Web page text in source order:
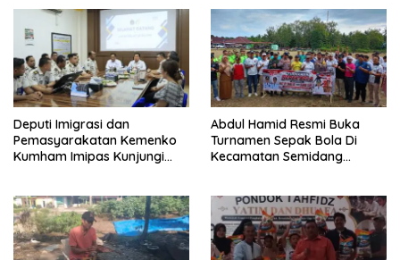
Deputi Imigrasi dan
Pemasyarakatan Kemenko
Kumham Imipas Kunjungi
Abdul Hamid Resmi Buka
Turnamen Sepak Bola Di
Kecamatan Semidang
Tahun 2026